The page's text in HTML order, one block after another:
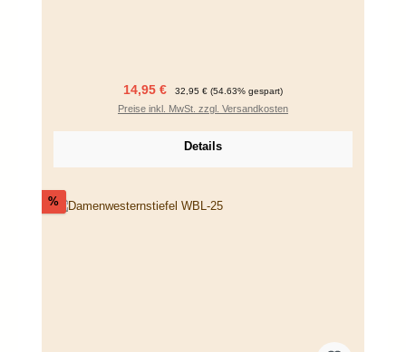
Verkaufspreis:
14,95 € Regulärer Preis:
32,95 € (54.63% gespart)
Preise inkl. MwSt. zzgl. Versandkosten
Details
%Rabatt